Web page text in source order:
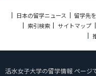
日本の留学ニュース 留学先
索引検索
サイトマップ
活水女子大学の留学情報 ページ